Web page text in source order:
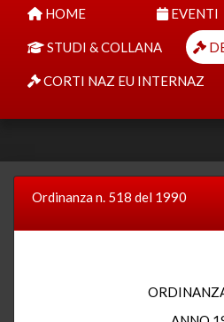
HOME EVENTI
STUDI & COLLANA
CORTI NAZ EU INTERNAZ
Ordinanza n. 518 del 1990